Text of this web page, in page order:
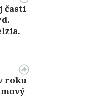
časti
roku